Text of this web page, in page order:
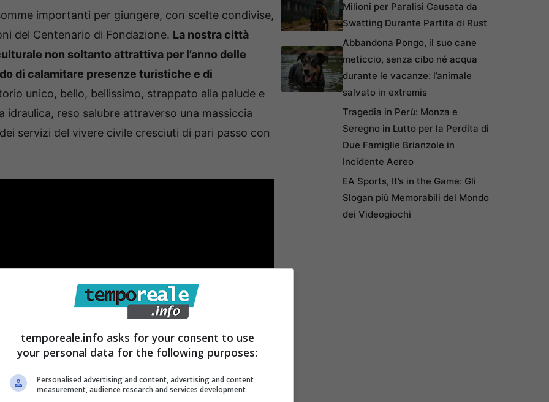
importanti per giungere, con scelte condivise,
del Centenario di Fondazione. La nostra città
non soltanto attrattiva per l’anno delle
di calamitare presenze turistiche e di
unico, bello, bellissimo, strappato alla palude e
reso salubre attraverso una massiccia
servizi del vivere civile cresciuti di pari passo con
Milioni per Paralisi Causata da
Swatting Durante Partita di Rust
Abbandona Pongo, il suo cane
meticcio, senza cibo né acqua
durante le vacanze: l’animale
salvato in extremis
Tragedia in Perù: Monza e
Seregno in Lutto per la Perdita di
Due Famiglie Brianzole in
Incidente Aereo
EA Sports, It’s in the Game: Gli
Slogan più Memorabili del Mondo
dei Videogiochi
temporeale.info asks for your consent to use
your personal data for the following purposes:
Personalised advertising and content, advertising and content
measurement, audience research and services development